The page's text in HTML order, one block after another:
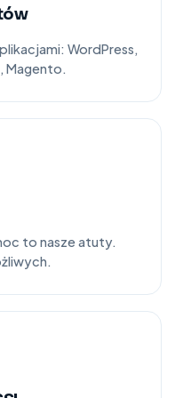
WordPress,
Magento.
to nasze atuty.